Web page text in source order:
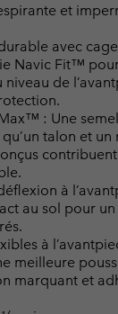
et
avec
Navic Fit™
niveau de
: Une
talon et
à
au sol pour
à
meilleure
marquant et